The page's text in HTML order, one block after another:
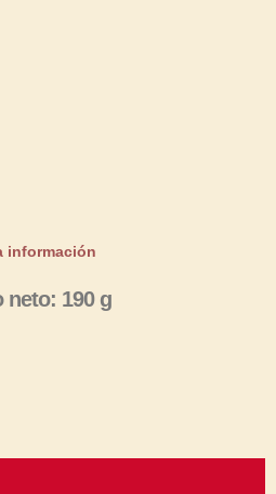
información
neto: 190 g